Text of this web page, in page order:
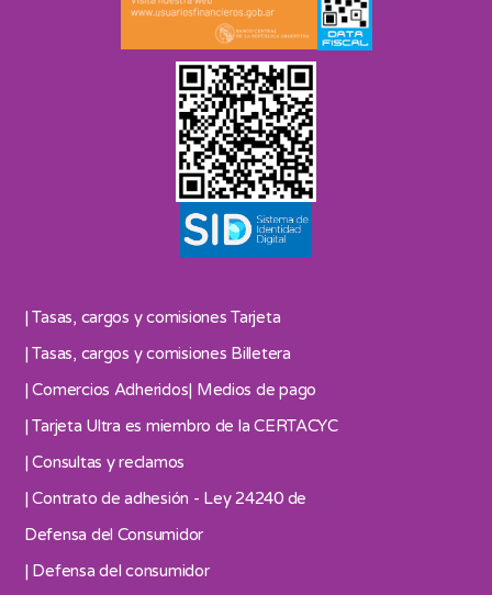
| Tasas, cargos y comisiones Tarjeta
| Tasas, cargos y comisiones Billetera
| Comercios Adheridos| Medios de pago
| Tarjeta Ultra es miembro de la CERTACYC
| Consultas y reclamos
| Contrato de adhesión - Ley 24240 de
Defensa del Consumidor
| Defensa del consumidor